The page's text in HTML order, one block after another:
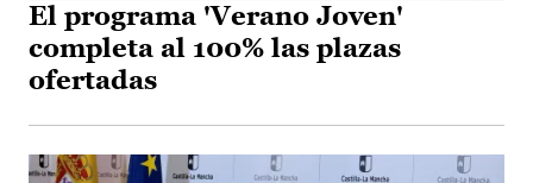
El programa 'Verano Joven'
completa al 100% las plazas
ofertadas